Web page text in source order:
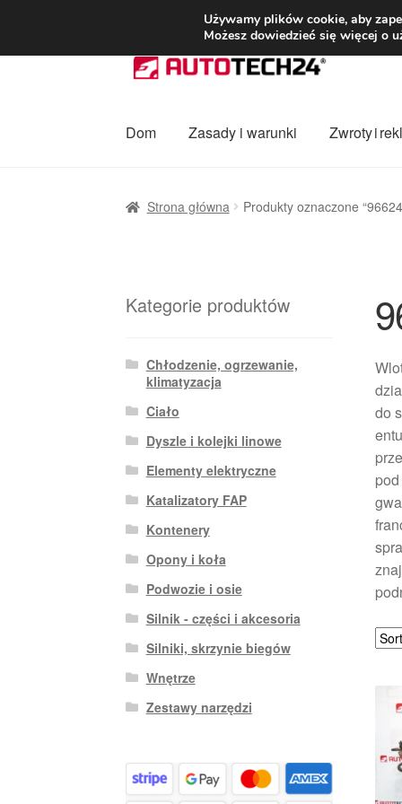
DOSTAWA od
Przejdź
do
Przejdź
do
Dom
Zasady i warunki Zwroty i
Strona główna Produkty oznaczone
do
Kategorie produktów
Chłodzenie, ogrzewanie,
klimatyzacja
Ciało
Dyszle i kolejki linowe
Elementy elektryczne
Katalizatory FAP
Kontenery
Opony i koła
Podwozie i osie
Silnik - części i akcesoria
Silniki, skrzynie biegów
Wnętrze
Zestawy narzędzi
Używamy plików cookie, aby
Możesz dowiedzieć się więcej o